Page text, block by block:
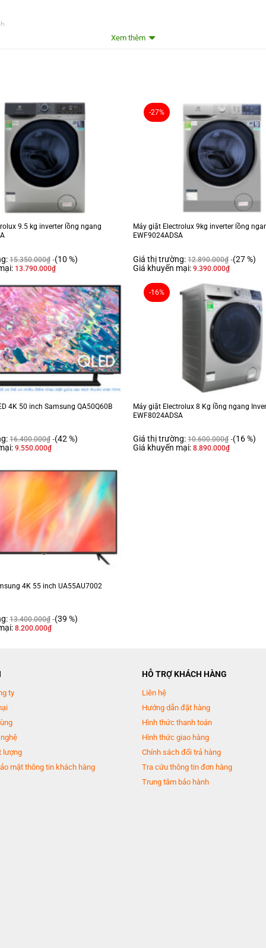
Xem thêm
9.5 kg inverter lồng ngang
15.350.000₫ (10 %)
13.790.000₫
-27%
Máy giặt Electrolux 9kg inverter lồng
EWF9024ADSA
Giá thị trường: 12.890.000₫ (27 %)
Giá khuyến mại: 9.390.000₫
4K 50 inch Samsung QA50Q60B
16.400.000₫ (42 %)
9.550.000₫
-16%
Máy giặt Electrolux 8 Kg lồng ngang
EWF8024ADSA
Giá thị trường: 10.600.000₫ (16 %)
Giá khuyến mại: 8.890.000₫
4K 55 inch UA55AU7002
13.400.000₫ (39 %)
8.200.000₫
ty
lượng
mật thông tin khách hàng
HỖ TRỢ KHÁCH HÀNG
Liên hệ
Hướng dẫn đặt hàng
Hình thức thanh toán
Hình thức giao hàng
Chính sách đổi trả hàng
Tra cứu thông tin đơn hàng
Trung tâm bảo hành